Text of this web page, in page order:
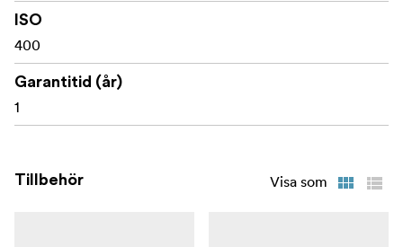
ISO
400
Garantitid (år)
1
Tillbehör Visa som